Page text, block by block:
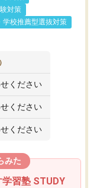
対策
学校推薦型選抜対策
ください
ください
ください
みた
習塾 STUDY